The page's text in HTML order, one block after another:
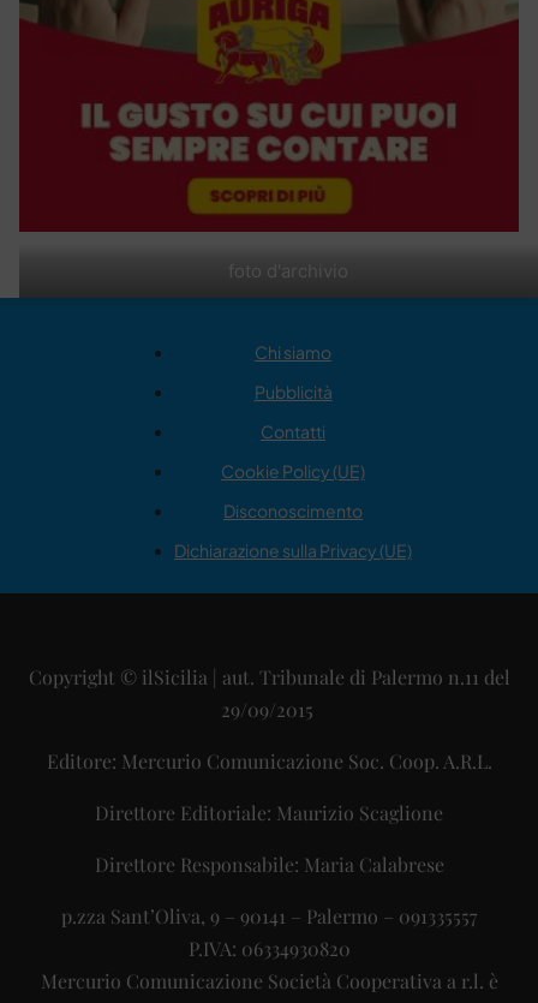
foto d'archivio
Chi siamo
Pubblicità
Contatti
Cookie Policy (UE)
Disconoscimento
Dichiarazione sulla Privacy (UE)
Copyright © ilSicilia | aut. Tribunale di Palermo n.11 del
29/09/2015
Editore: Mercurio Comunicazione Soc. Coop. A.R.L.
Direttore Editoriale: Maurizio Scaglione
Direttore Responsabile: Maria Calabrese
p.zza Sant’Oliva, 9 – 90141 – Palermo – 091335557
P.IVA: 06334930820
Mercurio Comunicazione Società Cooperativa a r.l. è